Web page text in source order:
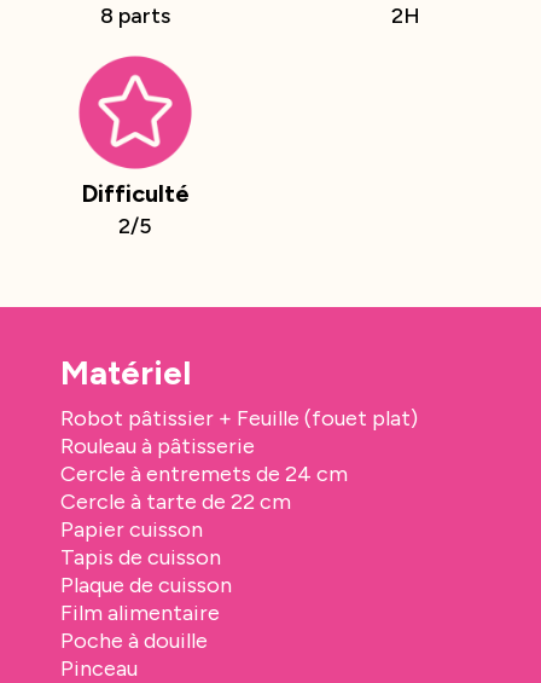
8 parts 2H
Difficulté
2/5
Matériel
Robot pâtissier + Feuille (fouet plat)
Rouleau à pâtisserie
Cercle à entremets de 24 cm
Cercle à tarte de 22 cm
Papier cuisson
Tapis de cuisson
Plaque de cuisson
Film alimentaire
Poche à douille
Pinceau